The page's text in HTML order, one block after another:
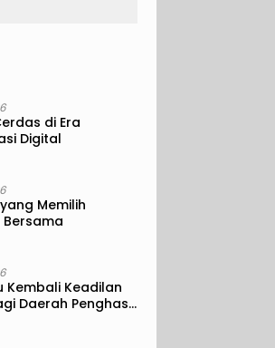
di Era
Digital
Memilih
Kembali Keadilan
Daerah Penghasil